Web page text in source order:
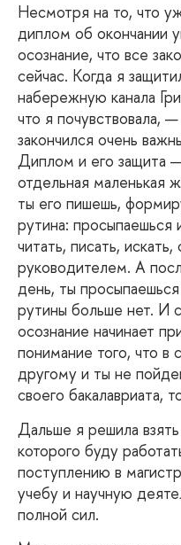
Несмотря на то, что
диплом об окончании
осознание, что все
сейчас. Когда я
набережную канала
что я почувствовала,
закончился очень
Диплом и его защита
отдельная маленькая
ты его пишешь,
рутина: просыпаешься
читать, писать,
руководителем. А
день, ты
рутины больше нет. И
осознание начинает
понимание того, что в
другому и ты не
своего бакалавриата,
Дальше я решила
которого буду
поступлению в
учебу и научную
полной сил.